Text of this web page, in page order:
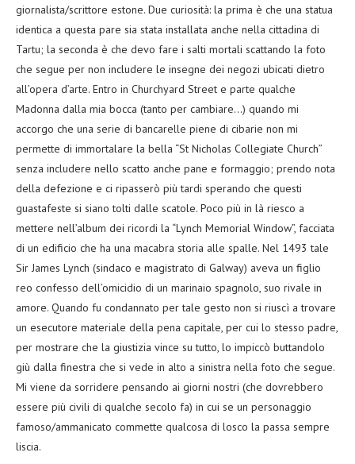
giornalista/scrittore estone. Due curiosità: la prima è che una statua
identica a questa pare sia stata installata anche nella cittadina di
Tartu; la seconda è che devo fare i salti mortali scattando la foto
che segue per non includere le insegne dei negozi ubicati dietro
all’opera d’arte. Entro in Churchyard Street e parte qualche
Madonna dalla mia bocca (tanto per cambiare…) quando mi
accorgo che una serie di bancarelle piene di cibarie non mi
permette di immortalare la bella “St Nicholas Collegiate Church”
senza includere nello scatto anche pane e formaggio; prendo nota
della defezione e ci ripasserò più tardi sperando che questi
guastafeste si siano tolti dalle scatole. Poco più in là riesco a
mettere nell’album dei ricordi la “Lynch Memorial Window”, facciata
di un edificio che ha una macabra storia alle spalle. Nel 1493 tale
Sir James Lynch (sindaco e magistrato di Galway) aveva un figlio
reo confesso dell’omicidio di un marinaio spagnolo, suo rivale in
amore. Quando fu condannato per tale gesto non si riuscì a trovare
un esecutore materiale della pena capitale, per cui lo stesso padre,
per mostrare che la giustizia vince su tutto, lo impiccò buttandolo
giù dalla finestra che si vede in alto a sinistra nella foto che segue.
Mi viene da sorridere pensando ai giorni nostri (che dovrebbero
essere più civili di qualche secolo fa) in cui se un personaggio
famoso/ammanicato commette qualcosa di losco la passa sempre
liscia.